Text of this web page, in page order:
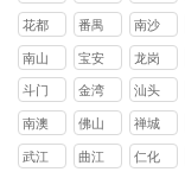
镇
镇
花都
区
番禺
区
南沙
区
南山
区
宝安
区
龙岗
区
斗门
区
金湾
区
汕头
南澳
县
佛山
禅城
区
武江
曲江
仁化